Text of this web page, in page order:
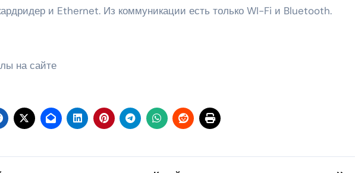
и Ethernet. Из коммуникации есть только WI-Fi и Bluetooth.
на сайте